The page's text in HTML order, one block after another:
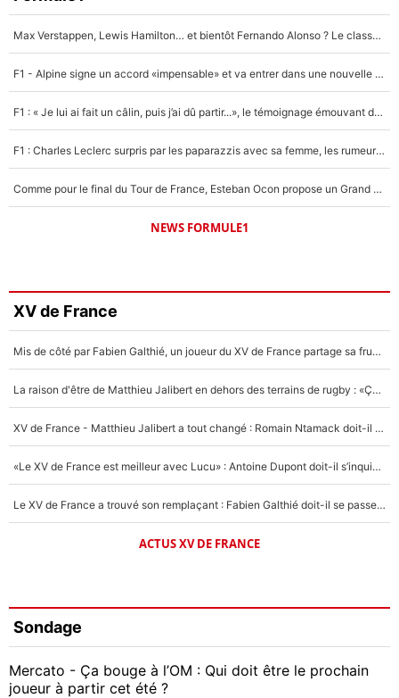
Max Verstappen, Lewis Hamilton… et bientôt Fernando Alonso ? Le classement des pilotes les mieux payés en Formule 1 risque de changer !
F1 - Alpine signe un accord «impensable» et va entrer dans une nouvelle dimension : Grande nouvelle pour Pierre Gasly !
F1 : « Je lui ai fait un câlin, puis j’ai dû partir...», le témoignage émouvant de Max Verstappen sur sa fille
F1 : Charles Leclerc surpris par les paparazzis avec sa femme, les rumeurs étaient vraies !
Comme pour le final du Tour de France, Esteban Ocon propose un Grand Prix de Formule 1 à Paris : «Autour de l’Arc de Triomphe, ce serait génial» !
NEWS FORMULE1
XV de France
Mis de côté par Fabien Galthié, un joueur du XV de France partage sa frustration : «ils ne me l’ont pas dit tout de suite»
La raison d'être de Matthieu Jalibert en dehors des terrains de rugby : «Ça m'atteint autant que si tu touches à un membre de ma famille»
XV de France - Matthieu Jalibert a tout changé : Romain Ntamack doit-il s’inquiéter pour sa place à un an de la Coupe du monde ?
«Le XV de France est meilleur avec Lucu» : Antoine Dupont doit-il s’inquiéter pour sa place ?
Le XV de France a trouvé son remplaçant : Fabien Galthié doit-il se passer d'Antoine Dupont ?
ACTUS XV DE FRANCE
Sondage
Mercato - Ça bouge à l’OM : Qui doit être le prochain
joueur à partir cet été ?